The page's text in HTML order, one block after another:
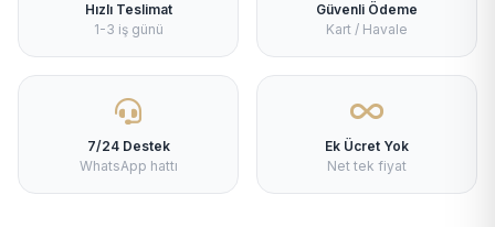
Hızlı Teslimat
1-3 iş günü
Güvenli Ödeme
Kart / Havale
7/24 Destek
WhatsApp hattı
Ek Ücret Yok
Net tek fiyat